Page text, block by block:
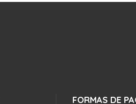
FORMAS DE